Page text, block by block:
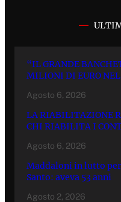
“IL GRANDE
MILIONI DI EURO
Agosto 6, 2026
LA RIABILITAZIONE
CHI RIABILITA I
Agosto 6, 2026
Maddaloni in lutto
Santo: aveva 53 anni
Agosto 2, 2026